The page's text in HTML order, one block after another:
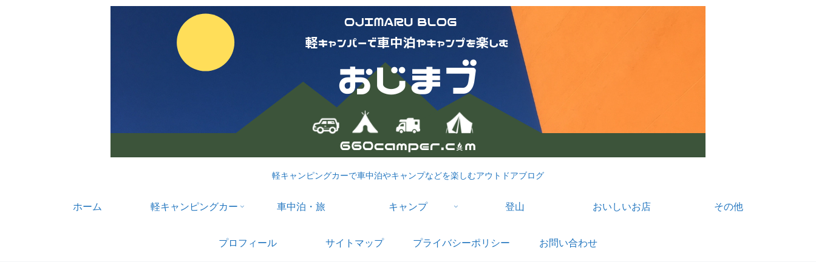
軽キャンピングカーで車中泊やキャンプなどを楽しむアウトドアブログ
ホーム 軽キャンピングカー 車中泊・旅 キャンプ 登山 おいしいお店 その他
プロフィール サイトマップ プライバシーポリシー お問い合わせ